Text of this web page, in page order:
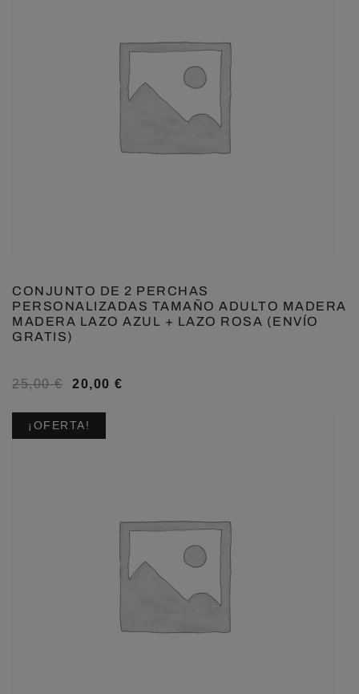
CONJUNTO DE 2 PERCHAS
PERSONALIZADAS TAMAÑO ADULTO MADERA
MADERA LAZO AZUL + LAZO ROSA (ENVÍO
GRATIS)
25,00€ 20,00 €
¡OFERTA!